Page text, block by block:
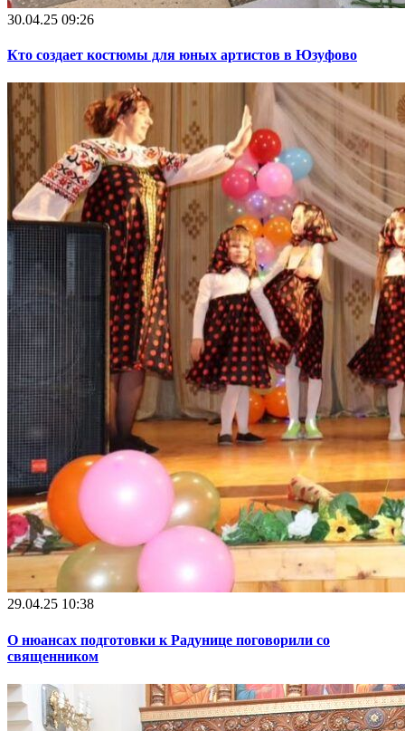
30.04.25 09:26
Кто создает костюмы для юных артистов в Юзуфово
29.04.25 10:38
О нюансах подготовки к Радунице поговорили со
священником